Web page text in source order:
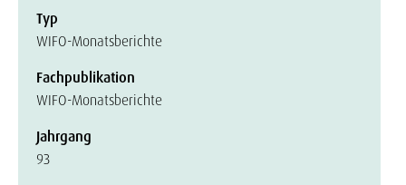
Typ
WIFO-Monatsberichte
Fachpublikation
WIFO-Monatsberichte
Jahrgang
93